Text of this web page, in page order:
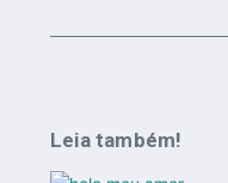
Leia também!